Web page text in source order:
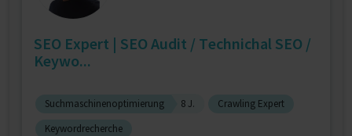
SEO Expert | SEO Audit / Technichal SEO /
Keywo...
Suchmaschinenoptimierung 8 J.
Crawling Expert
Keywordrecherche